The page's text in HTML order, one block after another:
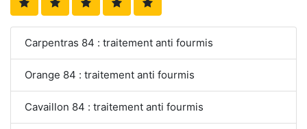
Carpentras 84 : traitement anti fourmis
Orange 84 : traitement anti fourmis
Cavaillon 84 : traitement anti fourmis